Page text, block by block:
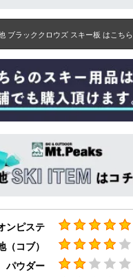
ブラッククロウズ スキー板 はこちら
ンピステ
（コブ）
パウダー